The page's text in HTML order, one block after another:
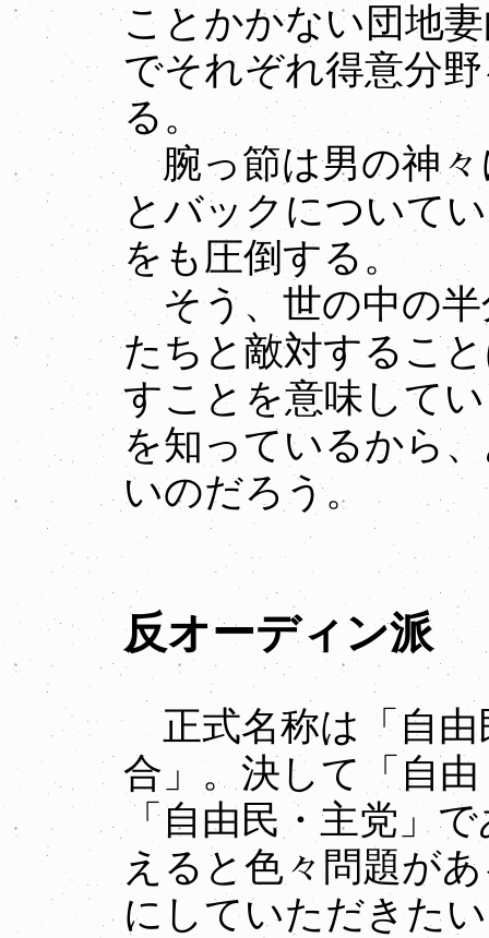
ことかかない団地
でそれぞれ得意分
る。
腕っ節は男の神々
とバックについて
をも圧倒する。
そう、世の中の半
たちと敵対するこ
すことを意味して
を知っているから
いのだろう。
反オーディン派
正式名称は「自由
合」。決して「自
「自由民・主党」
えると色々問題が
にしていただきた